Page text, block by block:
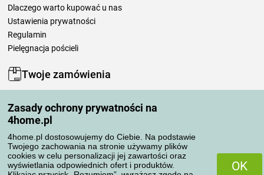
Zasady ochrony prywatności na
4home.pl
4home.pl dostosowujemy do Ciebie. Na podstawie
Twojego zachowania na stronie używamy plików
cookies w celu personalizacji jej zawartości oraz
wyświetlania odpowiednich ofert i produktów.
OK
Dlaczego warto kupować u nas
Ustawienia prywatności
Regulamin
Pielęgnacja pościeli
Twoje zamówienia
Moje zamówienia
Reklamacje
Odstąpienie od umowy
Zasady przetwarzania recenzji